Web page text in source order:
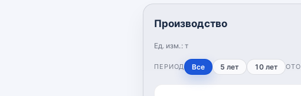
Производство
Ед. изм.: т
ПЕРИОД Все 5 лет 10 лет